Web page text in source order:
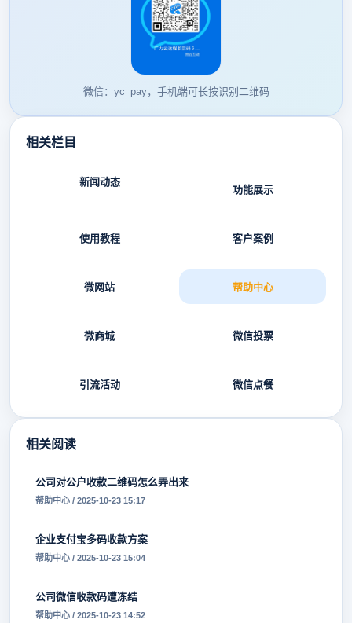
微信：yc_pay，手机端可长按识别二维码
相关栏目
新闻动态
功能展示
使用教程 客户案例
微网站 帮助中心
微商城 微信投票
引流活动 微信点餐
相关阅读
公司对公户收款二维码怎么弄出来
帮助中心 / 2025-10-23 15:17
企业支付宝多码收款方案
帮助中心 / 2025-10-23 15:04
公司微信收款码遭冻结
帮助中心 / 2025-10-23 14:52